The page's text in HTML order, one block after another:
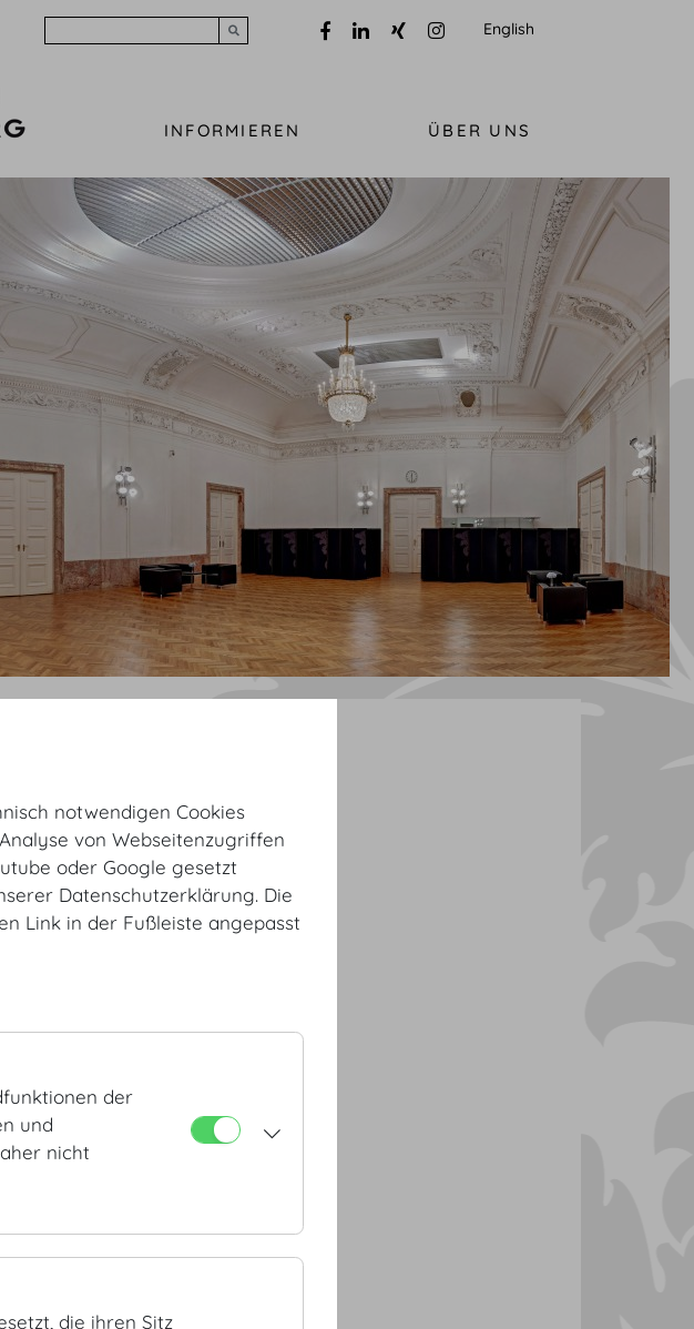
English
INFORMIEREN ÜBER UNS
Virtuelle Tour
notwendigen Cookies
von Webseitenzugriffen
oder Google gesetzt
Datenschutzerklärung. Die
Link in der Fußleiste angepasst
der
und
nicht
die ihren Sitz